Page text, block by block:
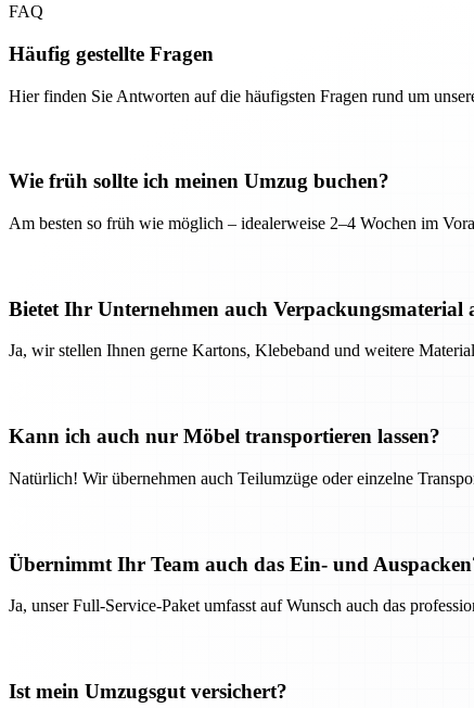
FAQ
Häufig gestellte Fragen
Hier finden Sie Antworten auf die häufigsten Fragen rund um
Wie früh sollte ich meinen Umzug buchen?
Am besten so früh wie möglich – idealerweise 2–4 Wochen im
Bietet Ihr Unternehmen auch Verpackungsmaterial
Ja, wir stellen Ihnen gerne Kartons, Klebeband und weitere
Kann ich auch nur Möbel transportieren lassen?
Natürlich! Wir übernehmen auch Teilumzüge oder einzelne
Übernimmt Ihr Team auch das Ein- und
Ja, unser Full-Service-Paket umfasst auf Wunsch auch das
Ist mein Umzugsgut versichert?